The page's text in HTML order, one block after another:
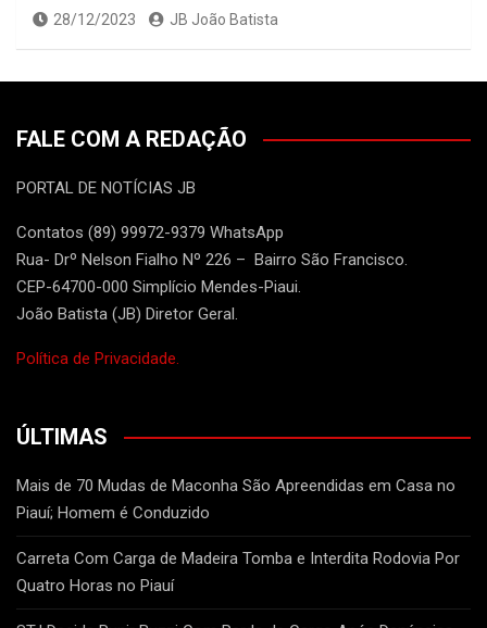
28/12/2023 JB João Batista
FALE COM A REDAÇÃO
PORTAL DE NOTÍCIAS JB
Contatos (89) 99972-9379 WhatsApp
Rua- Drº Nelson Fialho Nº 226 – Bairro São Francisco.
CEP-64700-000 Simplício Mendes-Piaui.
João Batista (JB) Diretor Geral.
Política de Privacidade.
ÚLTIMAS
Mais de 70 Mudas de Maconha São Apreendidas em Casa no
Piauí; Homem é Conduzido
Carreta Com Carga de Madeira Tomba e Interdita Rodovia Por
Quatro Horas no Piauí